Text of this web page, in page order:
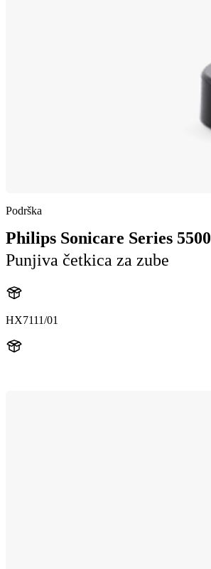
Podrška
Philips Sonicare Series 5500
Punjiva četkica za zube
HX7111/01